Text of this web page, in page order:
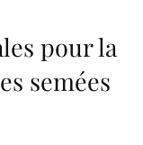
pour la
semées